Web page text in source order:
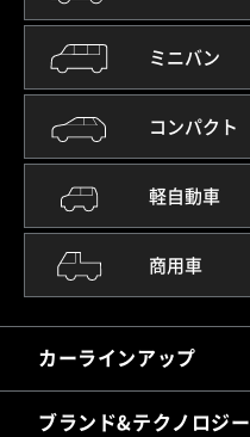
ミニバン
コンパクト
軽自動車
商用車
カーラインアップ
ブランド&テクノロジー